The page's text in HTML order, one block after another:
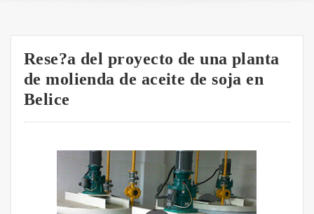
Rese?a del proyecto de una planta
de molienda de aceite de soja en
Belice